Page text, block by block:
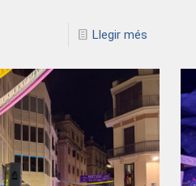
Llegir més